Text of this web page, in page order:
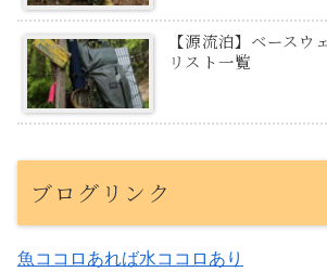
【源流泊】ベースウ
リスト一覧
ブログリンク
魚ココロあれば水ココロあり